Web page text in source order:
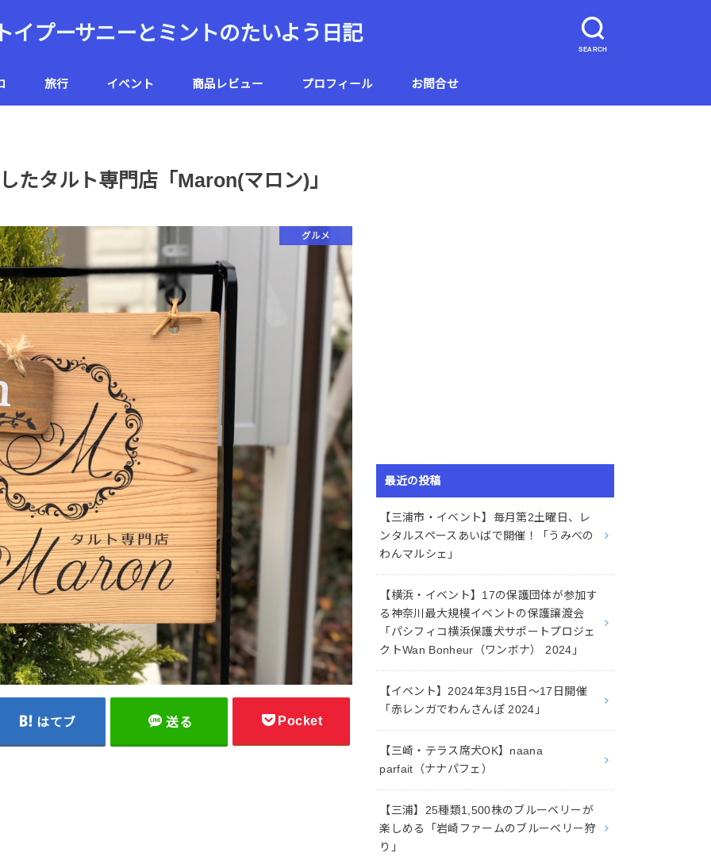
SEARCH
トイプーサニーとミントのたいよう日記
旅行 イベント 商品レビュー プロフィール お問合せ
たタルト専門店「Maron(マロン)」
グルメ
はてブ 送る Pocket
最近の投稿
【三浦市・イベント】毎月第2土曜日、レ
ンタルスペースあいばで開催！「うみべの
わんマルシェ」
【横浜・イベント】17の保護団体が参加す
る神奈川最大規模イベントの保護譲渡会
「パシフィコ横浜保護犬サポートプロジェ
クトWan Bonheur（ワンボナ） 2024」
【イベント】2024年3月15日〜17日開催
「赤レンガでわんさんぽ 2024」
【三崎・テラス席犬OK】naana
parfait（ナナパフェ）
【三浦】25種類1,500株のブルーベリーが
楽しめる「岩崎ファームのブルーベリー狩
り」